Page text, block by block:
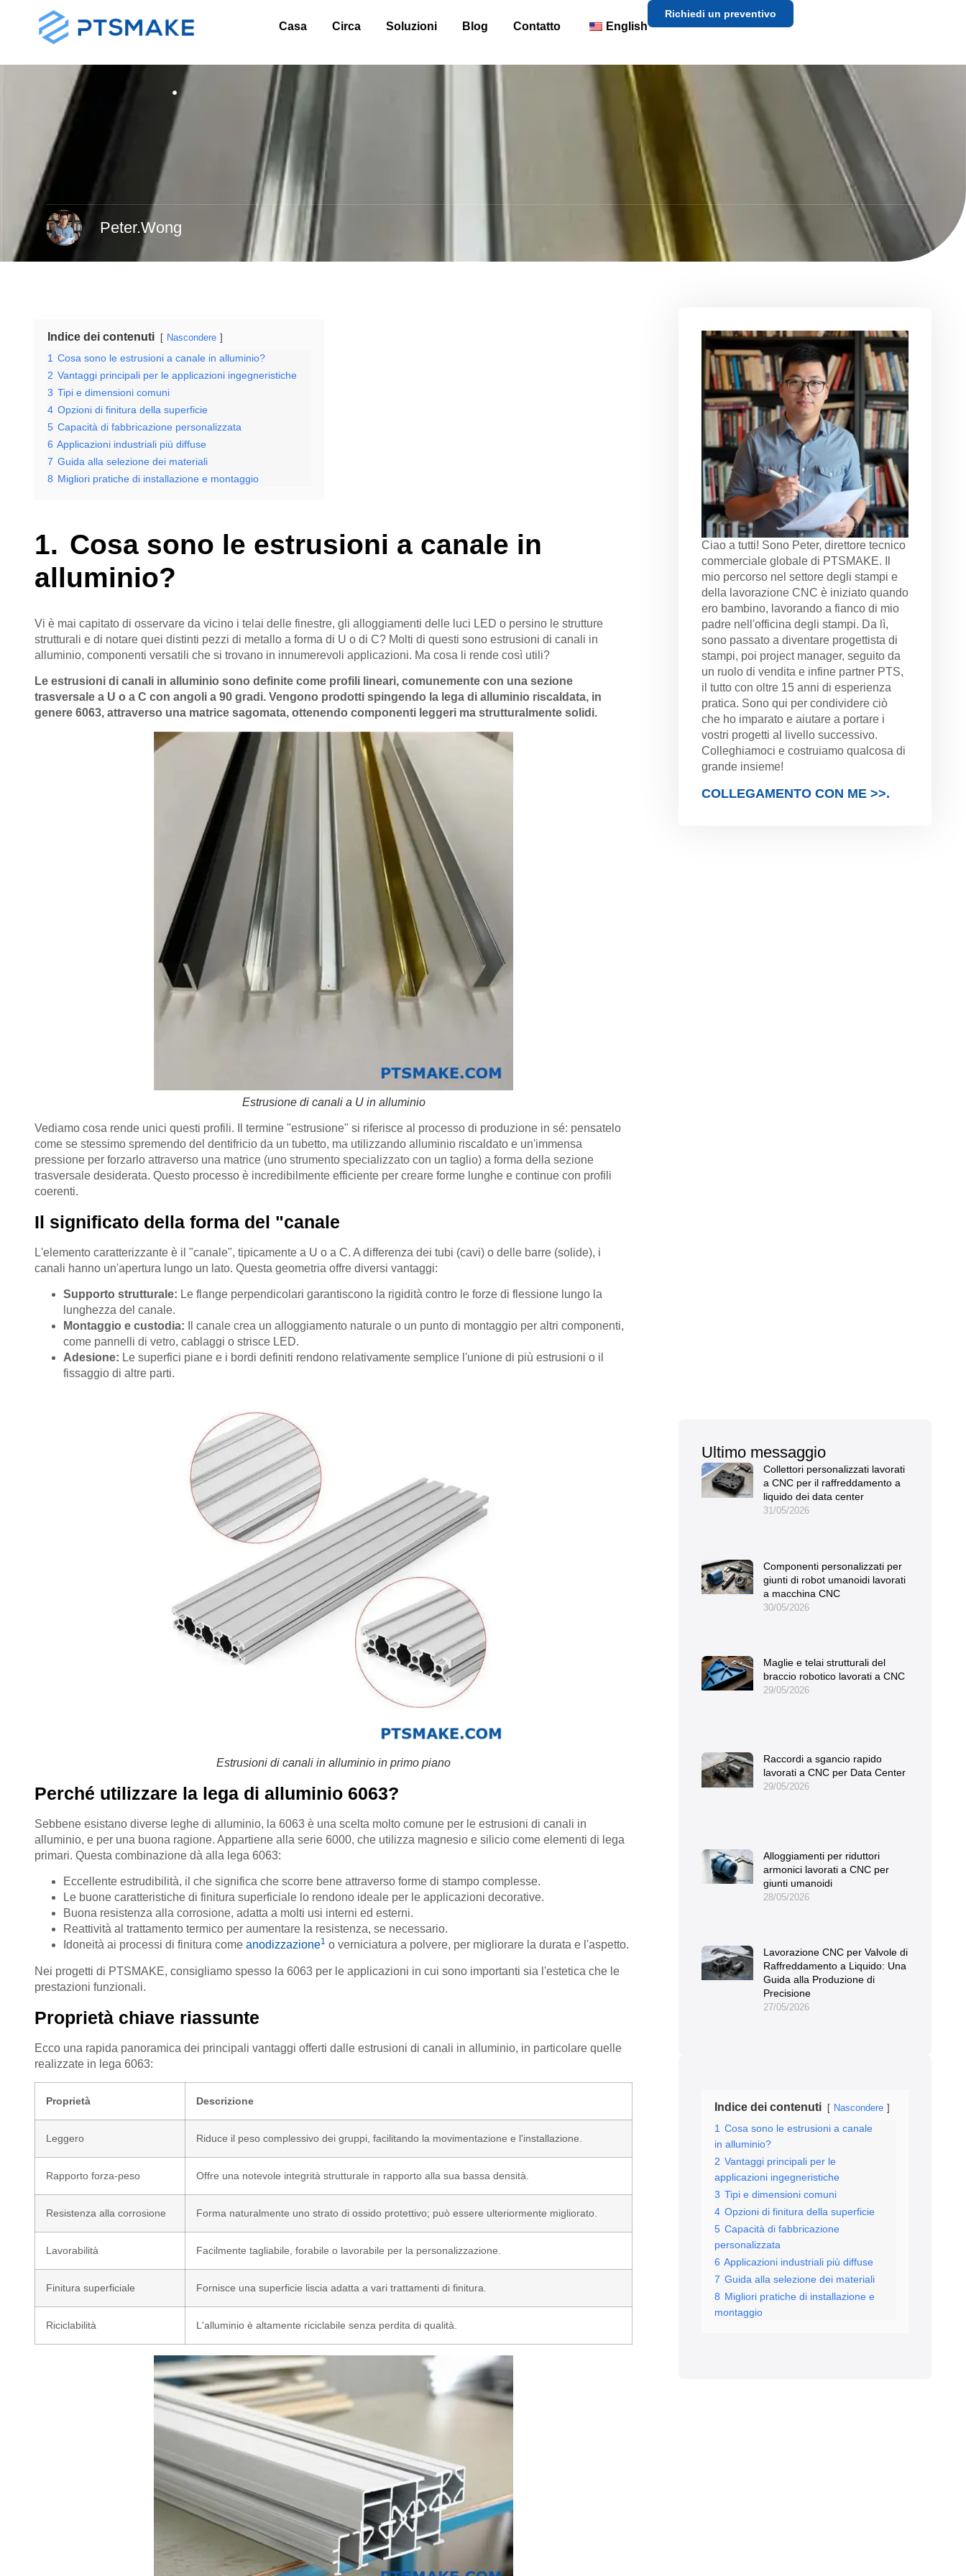
Casa Circa Soluzioni Blog Contatto English
Richiedi un preventivo
Peter.Wong
Indice dei contenuti Nascondere
1 Cosa sono le estrusioni a canale in alluminio?
2 Vantaggi principali per le applicazioni ingegneristiche
3 Tipi e dimensioni comuni
4 Opzioni di finitura della superficie
5 Capacità di fabbricazione personalizzata
6 Applicazioni industriali più diffuse
7 Guida alla selezione dei materiali
8 Migliori pratiche di installazione e montaggio
Cosa sono le estrusioni a canale in
alluminio?
Vi è mai capitato di osservare da vicino i telai delle finestre, gli alloggiamenti delle luci LED o persino le strutture
strutturali e di notare quei distinti pezzi di metallo a forma di U o di C? Molti di questi sono estrusioni di canali in
alluminio, componenti versatili che si trovano in innumerevoli applicazioni. Ma cosa li rende così utili?
Le estrusioni di canali in alluminio sono definite come profili lineari, comunemente con una sezione
trasversale a U o a C con angoli a 90 gradi. Vengono prodotti spingendo la lega di alluminio riscaldata, in
genere 6063, attraverso una matrice sagomata, ottenendo componenti leggeri ma strutturalmente solidi.
Estrusione di canali a U in alluminio
Vediamo cosa rende unici questi profili. Il termine "estrusione" si riferisce al processo di produzione in sé: pensatelo
come se stessimo spremendo del dentifricio da un tubetto, ma utilizzando alluminio riscaldato e un'immensa
pressione per forzarlo attraverso una matrice (uno strumento specializzato con un taglio) a forma della sezione
trasversale desiderata. Questo processo è incredibilmente efficiente per creare forme lunghe e continue con profili
coerenti.
Il significato della forma del "canale
L'elemento caratterizzante è il "canale", tipicamente a U o a C. A differenza dei tubi (cavi) o delle barre (solide), i
canali hanno un'apertura lungo un lato. Questa geometria offre diversi vantaggi:
Supporto strutturale: Le flange perpendicolari garantiscono la rigidità contro le forze di flessione lungo la
lunghezza del canale.
Montaggio e custodia: Il canale crea un alloggiamento naturale o un punto di montaggio per altri componenti,
come pannelli di vetro, cablaggi o strisce LED.
Adesione: Le superfici piane e i bordi definiti rendono relativamente semplice l'unione di più estrusioni o il
fissaggio di altre parti.
Estrusioni di canali in alluminio in primo piano
Perché utilizzare la lega di alluminio 6063?
Sebbene esistano diverse leghe di alluminio, la 6063 è una scelta molto comune per le estrusioni di canali in
alluminio, e per una buona ragione. Appartiene alla serie 6000, che utilizza magnesio e silicio come elementi di lega
primari. Questa combinazione dà alla lega 6063:
Eccellente estrudibilità, il che significa che scorre bene attraverso forme di stampo complesse.
Le buone caratteristiche di finitura superficiale lo rendono ideale per le applicazioni decorative.
Buona resistenza alla corrosione, adatta a molti usi interni ed esterni.
Reattività al trattamento termico per aumentare la resistenza, se necessario.
Idoneità ai processi di finitura come anodizzazione1 o verniciatura a polvere, per migliorare la durata e l'aspetto.
Nei progetti di PTSMAKE, consigliamo spesso la 6063 per le applicazioni in cui sono importanti sia l'estetica che le
prestazioni funzionali.
Proprietà chiave riassunte
Ecco una rapida panoramica dei principali vantaggi offerti dalle estrusioni di canali in alluminio, in particolare quelle
realizzate in lega 6063:
Proprietà Descrizione
Leggero Riduce il peso complessivo dei gruppi, facilitando la movimentazione e l'installazione.
Rapporto forza-peso Offre una notevole integrità strutturale in rapporto alla sua bassa densità.
Resistenza alla corrosione Forma naturalmente uno strato di ossido protettivo; può essere ulteriormente migliorato.
Lavorabilità Facilmente tagliabile, forabile o lavorabile per la personalizzazione.
Finitura superficiale Fornisce una superficie liscia adatta a vari trattamenti di finitura.
Riciclabilità L'alluminio è altamente riciclabile senza perdita di qualità.
Ciao a tutti! Sono Peter, direttore tecnico
commerciale globale di PTSMAKE. Il
mio percorso nel settore degli stampi e
della lavorazione CNC è iniziato quando
ero bambino, lavorando a fianco di mio
padre nell'officina degli stampi. Da lì,
sono passato a diventare progettista di
stampi, poi project manager, seguito da
un ruolo di vendita e infine partner PTS,
il tutto con oltre 15 anni di esperienza
pratica. Sono qui per condividere ciò
che ho imparato e aiutare a portare i
vostri progetti al livello successivo.
Colleghiamoci e costruiamo qualcosa di
grande insieme!
COLLEGAMENTO CON ME >>.
Ultimo messaggio
Collettori personalizzati lavorati
a CNC per il raffreddamento a
liquido dei data center
31/05/2026
Componenti personalizzati per
giunti di robot umanoidi lavorati
a macchina CNC
30/05/2026
Maglie e telai strutturali del
braccio robotico lavorati a CNC
29/05/2026
Raccordi a sgancio rapido
lavorati a CNC per Data Center
29/05/2026
Alloggiamenti per riduttori
armonici lavorati a CNC per
giunti umanoidi
28/05/2026
Lavorazione CNC per Valvole di
Raffreddamento a Liquido: Una
Guida alla Produzione di
Precisione
27/05/2026
Indice dei contenuti Nascondere
1 Cosa sono le estrusioni a canale
in alluminio?
2 Vantaggi principali per le
applicazioni ingegneristiche
3 Tipi e dimensioni comuni
4 Opzioni di finitura della superficie
5 Capacità di fabbricazione
personalizzata
6 Applicazioni industriali più diffuse
7 Guida alla selezione dei materiali
8 Migliori pratiche di installazione e
montaggio